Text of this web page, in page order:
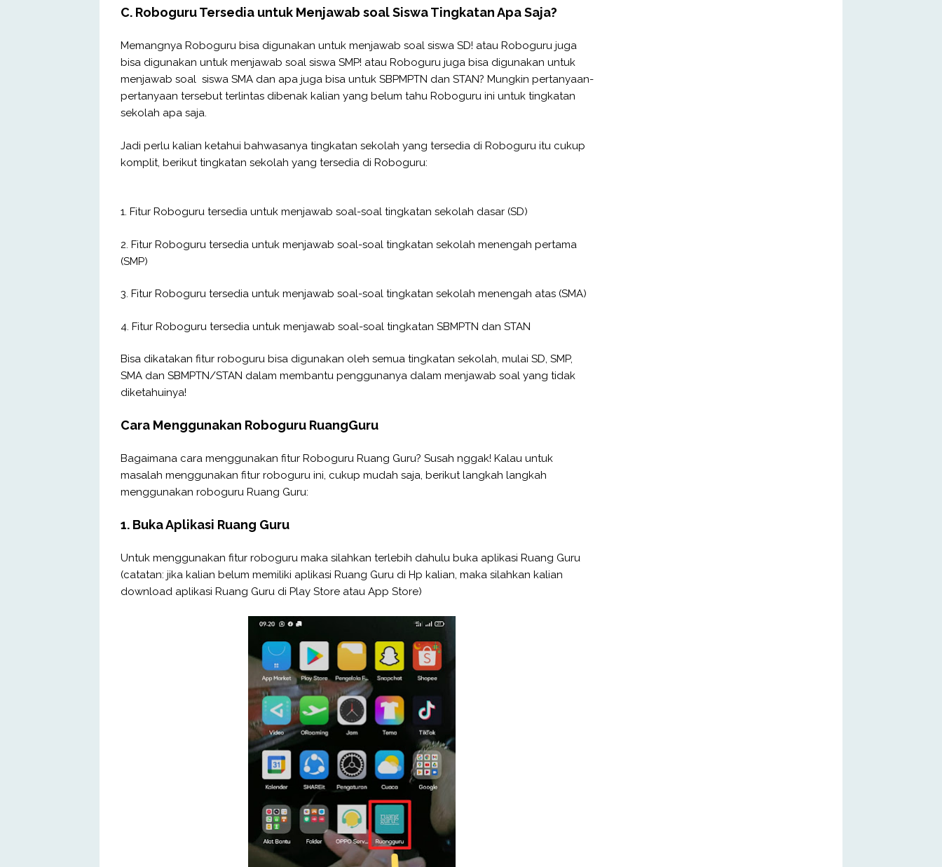
C. Roboguru Tersedia untuk Menjawab soal Siswa Tingkatan Apa Saja?
Memangnya Roboguru bisa digunakan untuk menjawab soal siswa SD! atau Roboguru juga
bisa digunakan untuk menjawab soal siswa SMP! atau Roboguru juga bisa digunakan untuk
menjawab soal siswa SMA dan apa juga bisa untuk SBPMPTN dan STAN? Mungkin pertanyaan-
pertanyaan tersebut terlintas dibenak kalian yang belum tahu Roboguru ini untuk tingkatan
sekolah apa saja.
Jadi perlu kalian ketahui bahwasanya tingkatan sekolah yang tersedia di Roboguru itu cukup
komplit, berikut tingkatan sekolah yang tersedia di Roboguru:
1. Fitur Roboguru tersedia untuk menjawab soal-soal tingkatan sekolah dasar (SD)
2. Fitur Roboguru tersedia untuk menjawab soal-soal tingkatan sekolah menengah pertama
(SMP)
3. Fitur Roboguru tersedia untuk menjawab soal-soal tingkatan sekolah menengah atas (SMA)
4. Fitur Roboguru tersedia untuk menjawab soal-soal tingkatan SBMPTN dan STAN
Bisa dikatakan fitur roboguru bisa digunakan oleh semua tingkatan sekolah, mulai SD, SMP,
SMA dan SBMPTN/STAN dalam membantu penggunanya dalam menjawab soal yang tidak
diketahuinya!
Cara Menggunakan Roboguru RuangGuru
Bagaimana cara menggunakan fitur Roboguru Ruang Guru? Susah nggak! Kalau untuk
masalah menggunakan fitur roboguru ini, cukup mudah saja, berikut langkah langkah
menggunakan roboguru Ruang Guru:
1. Buka Aplikasi Ruang Guru
Untuk menggunakan fitur roboguru maka silahkan terlebih dahulu buka aplikasi Ruang Guru
(catatan: jika kalian belum memiliki aplikasi Ruang Guru di Hp kalian, maka silahkan kalian
download aplikasi Ruang Guru di Play Store atau App Store)